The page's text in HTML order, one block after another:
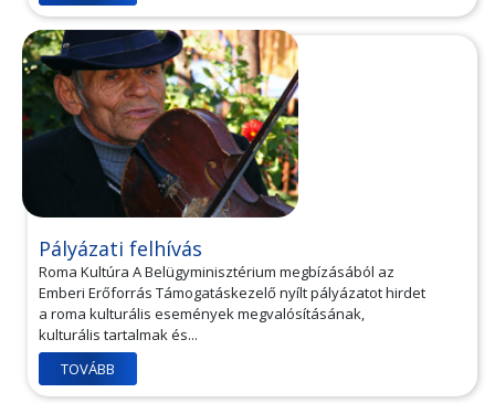
Pályázati felhívás
Roma Kultúra A Belügyminisztérium megbízásából az
Emberi Erőforrás Támogatáskezelő nyílt pályázatot hirdet
a roma kulturális események megvalósításának,
kulturális tartalmak és...
TOVÁBB